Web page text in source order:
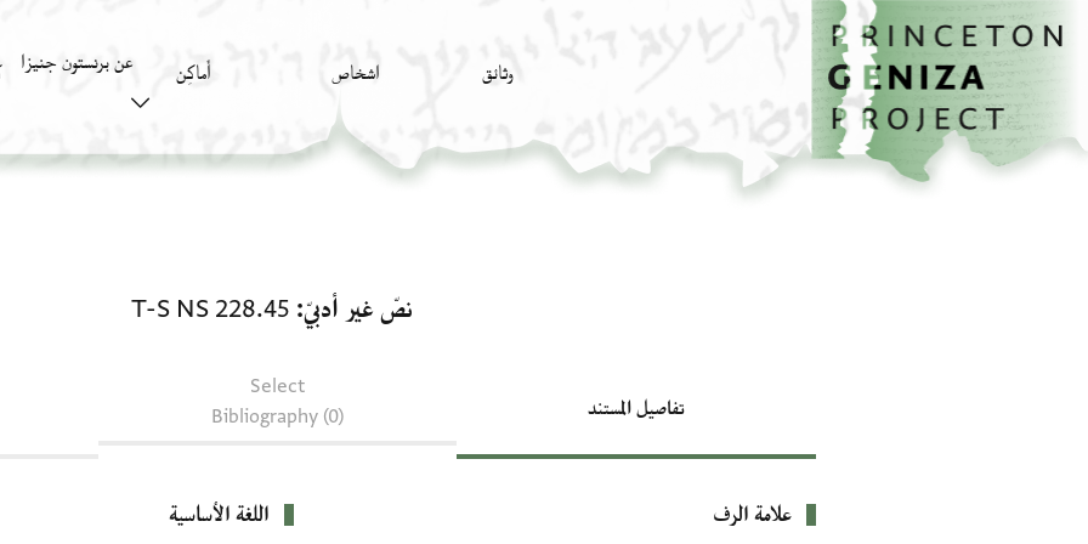
تخطي إلى المحتوى الرئيسي
الصفحة الرئيسية
وثائق اشخاص أَماكِن عن برنستون جنيزا
نصّ غير أدبيّ T-S NS 228.45
تفاصيل المستند
Select
Bibliography (0)
بيانات التعريف
علامة الرف اللغة الأساسية